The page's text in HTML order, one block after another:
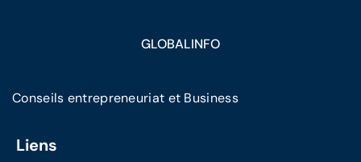
GLOBALINFO
Conseils entrepreneuriat et Business
Liens